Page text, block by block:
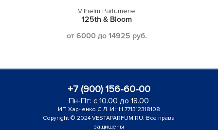
Vilhelm Parfumerie
125th & Bloom
от 6000 до 14925 руб.
+7 (900) 156-60-00
Пн-Пт: с 10.00 до 18.00
ИП Харченко С.Л. ИНН 771312318108
Copyright © 2024 VESTAPARFUM.RU. Все права
защищены